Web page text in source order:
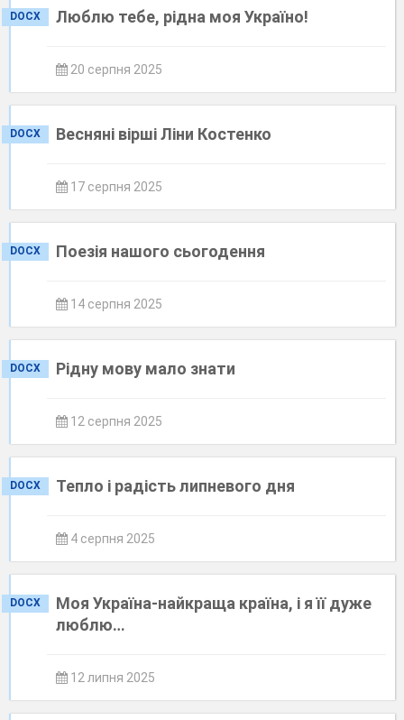
DOCX Люблю тебе, рідна моя Україно!
20 серпня 2025
DOCX Весняні вірші Ліни Костенко
17 серпня 2025
DOCX Поезія нашого сьогодення
14 серпня 2025
DOCX Рідну мову мало знати
12 серпня 2025
DOCX Тепло і радість липневого дня
4 серпня 2025
DOCX
Моя Україна-найкраща країна, і я її дуже
люблю…
12 липня 2025